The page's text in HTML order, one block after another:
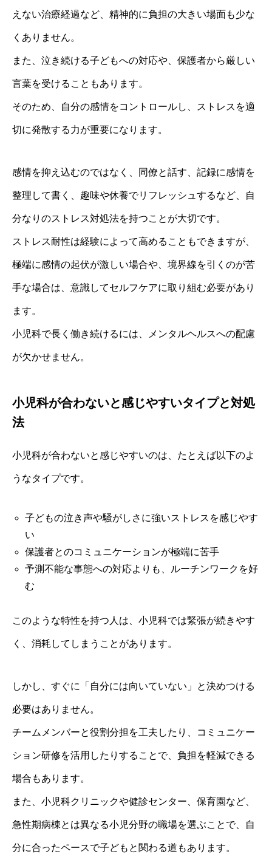
えない治療経過など、精神的に負担の大きい場面も少な
くありません。
また、泣き続ける子どもへの対応や、保護者から厳しい
言葉を受けることもあります。
そのため、自分の感情をコントロールし、ストレスを適
切に発散する力が重要になります。
感情を抑え込むのではなく、同僚と話す、記録に感情を
整理して書く、趣味や休養でリフレッシュするなど、自
分なりのストレス対処法を持つことが大切です。
ストレス耐性は経験によって高めることもできますが、
極端に感情の起伏が激しい場合や、境界線を引くのが苦
手な場合は、意識してセルフケアに取り組む必要があり
ます。
小児科で長く働き続けるには、メンタルヘルスへの配慮
が欠かせません。
小児科が合わないと感じやすいタイプと対処
法
小児科が合わないと感じやすいのは、たとえば以下のよ
うなタイプです。
子どもの泣き声や騒がしさに強いストレスを感じやす
い
保護者とのコミュニケーションが極端に苦手
予測不能な事態への対応よりも、ルーチンワークを好
む
このような特性を持つ人は、小児科では緊張が続きやす
く、消耗してしまうことがあります。
しかし、すぐに「自分には向いていない」と決めつける
必要はありません。
チームメンバーと役割分担を工夫したり、コミュニケー
ション研修を活用したりすることで、負担を軽減できる
場合もあります。
また、小児科クリニックや健診センター、保育園など、
急性期病棟とは異なる小児分野の職場を選ぶことで、自
分に合ったペースで子どもと関わる道もあります。